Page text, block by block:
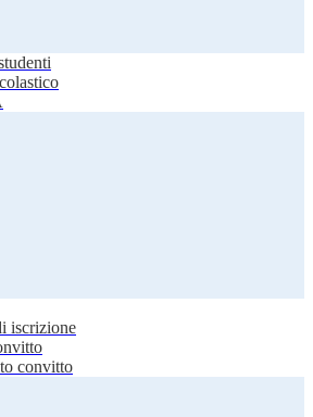
iscrizione
convitto